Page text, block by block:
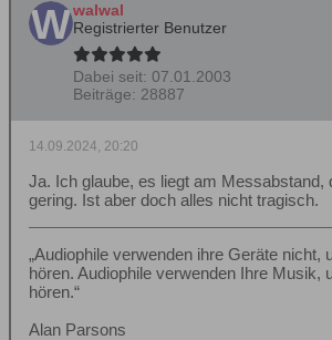
walwal
Registrierter Benutzer
Dabei seit: 07.01.2003
Beiträge: 28887
14.09.2024, 20:20
Ja. Ich glaube, es liegt am Messabstand,
gering. Ist aber doch alles nicht tragisch.
„Audiophile verwenden ihre Geräte nicht,
hören. Audiophile verwenden Ihre Musik,
hören.“
Alan Parsons